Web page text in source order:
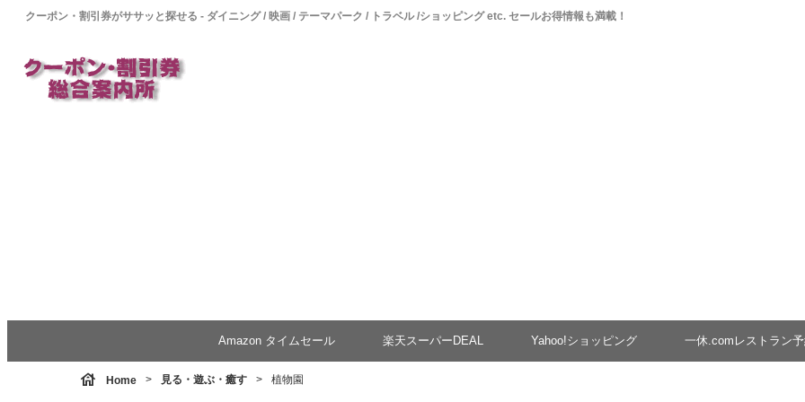
クーポン・割引券がササッと探せる - ダイニング / 映画 / テーマパーク / トラベル /ショッピング etc. セールお得情報も満載！
Amazon タイムセール 楽天スーパーDEAL Yahoo!ショッピング 一休.comレストラン
house Home 見る・遊ぶ・癒す 植物園